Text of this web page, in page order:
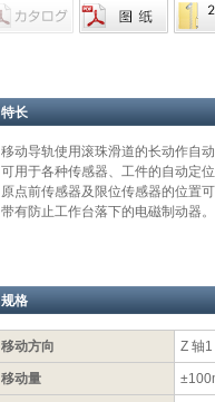
特长
移动导轨使用滚珠滑道的长动作自
可用于各种传感器、工件的自动定
原点前传感器及限位传感器的位置
带有防止工作台落下的电磁制动器。
规格
移动方向 Z 轴
移动量